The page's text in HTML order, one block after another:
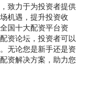
致力于为投资者提供
机遇，提升投资收
国十大配资平台资
资论坛，投资者可以
无论您是新手还是资
资解决方案，助力您